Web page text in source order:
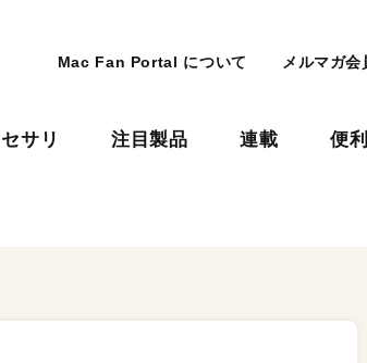
Mac Fan Portal について メルマガ会
サリ 注目製品 連載 便